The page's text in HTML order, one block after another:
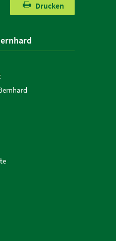
Drucken